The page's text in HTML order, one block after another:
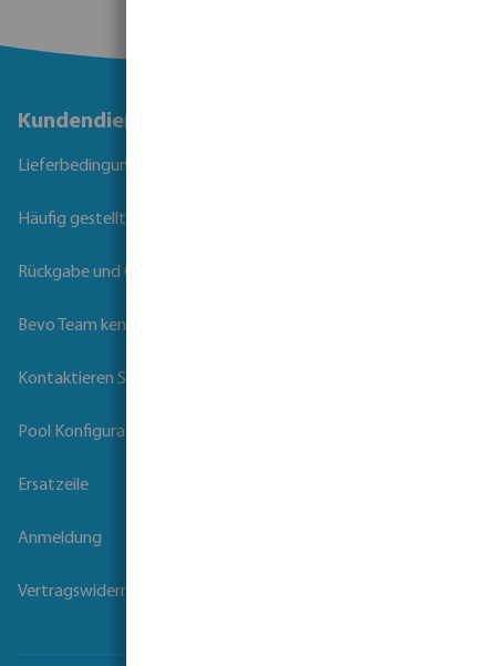
Kundendienst
Lieferbedingungen
Häufig gestellte Fragen
Rückgabe und Garantie
Bevo Team kennenlernen
Kontaktieren Sie uns
Pool Konfigurator
Ersatzeile
Anmeldung
Vertragswiderruf